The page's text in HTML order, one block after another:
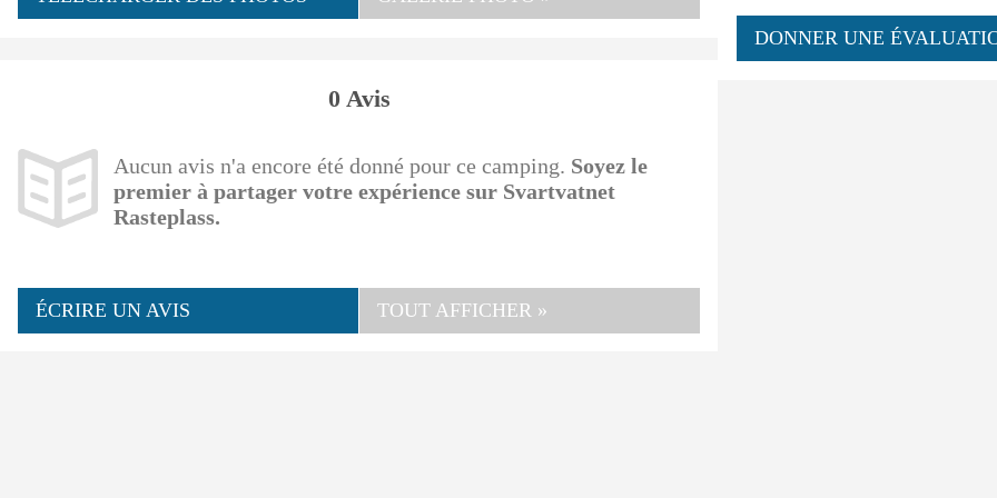
0 Avis
Aucun avis n'a encore été donné pour ce camping. Soyez le
premier à partager votre expérience sur Svartvatnet
Rasteplass.
ÉCRIRE UN AVIS TOUT AFFICHER »
DONNER UNE